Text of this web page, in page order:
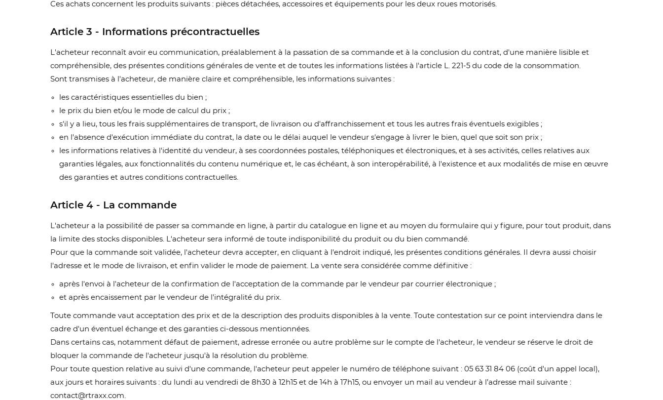
Ces achats concernent les produits suivants : pièces détachées, accessoires et équipements pour les deux roues motorisés.
Article 3 - Informations précontractuelles
L'acheteur reconnaît avoir eu communication, préalablement à la passation de sa commande et à la conclusion du contrat, d'une manière lisible et
compréhensible, des présentes conditions générales de vente et de toutes les informations listées à l'article L. 221-5 du code de la consommation.
Sont transmises à l'acheteur, de manière claire et compréhensible, les informations suivantes :
les caractéristiques essentielles du bien ;
le prix du bien et/ou le mode de calcul du prix ;
s'il y a lieu, tous les frais supplémentaires de transport, de livraison ou d'affranchissement et tous les autres frais éventuels exigibles ;
en l'absence d'exécution immédiate du contrat, la date ou le délai auquel le vendeur s'engage à livrer le bien, quel que soit son prix ;
les informations relatives à l'identité du vendeur, à ses coordonnées postales, téléphoniques et électroniques, et à ses activités, celles relatives aux
garanties légales, aux fonctionnalités du contenu numérique et, le cas échéant, à son interopérabilité, à l'existence et aux modalités de mise en œuvre
des garanties et autres conditions contractuelles.
Article 4 - La commande
L'acheteur a la possibilité de passer sa commande en ligne, à partir du catalogue en ligne et au moyen du formulaire qui y figure, pour tout produit, dans
la limite des stocks disponibles. L'acheteur sera informé de toute indisponibilité du produit ou du bien commandé.
Pour que la commande soit validée, l'acheteur devra accepter, en cliquant à l'endroit indiqué, les présentes conditions générales. Il devra aussi choisir
l'adresse et le mode de livraison, et enfin valider le mode de paiement. La vente sera considérée comme définitive :
après l'envoi à l'acheteur de la confirmation de l'acceptation de la commande par le vendeur par courrier électronique ;
et après encaissement par le vendeur de l'intégralité du prix.
Toute commande vaut acceptation des prix et de la description des produits disponibles à la vente. Toute contestation sur ce point interviendra dans le
cadre d'un éventuel échange et des garanties ci-dessous mentionnées.
Dans certains cas, notamment défaut de paiement, adresse erronée ou autre problème sur le compte de l'acheteur, le vendeur se réserve le droit de
bloquer la commande de l'acheteur jusqu'à la résolution du problème.
Pour toute question relative au suivi d'une commande, l'acheteur peut appeler le numéro de téléphone suivant : 05 63 31 84 06 (coût d'un appel local),
aux jours et horaires suivants : du lundi au vendredi de 8h30 à 12h15 et de 14h à 17h15, ou envoyer un mail au vendeur à l’adresse mail suivante :
contact@rtraxx.com.